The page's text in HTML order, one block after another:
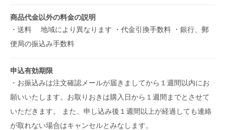
商品代金以外の料金の説明
・送料 地域により異なります ・代金引換手数料 ・銀行、郵
便局の振込み手数料
申込有効期限
・お振込みは注文確認メールが届きましてから１週間以内にお
願いいたします。お取りおきは購入日から１週間までとさせて
いただきます。 また、申し込み後１週間以上が経過しても連絡
が取れない場合はキャンセルとみなします。